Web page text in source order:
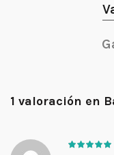
1 valoración en